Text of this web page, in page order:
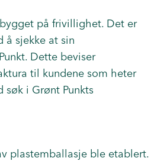
på frivillighet. Det er
å sjekke at sin
Dette beviser
til kundene som heter
søk i Grønt Punkts
plastemballasje ble etablert.